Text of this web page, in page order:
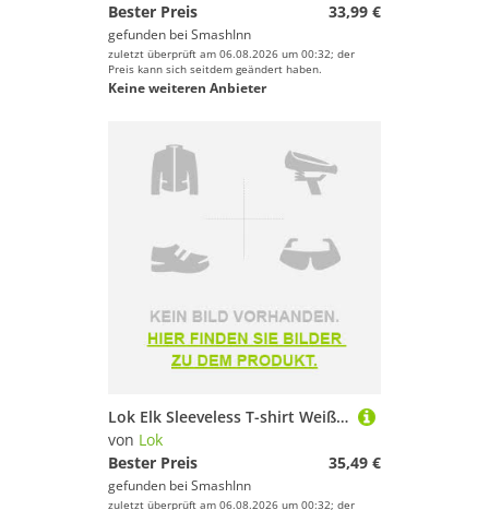
Bester Preis
33,99 €
gefunden bei SmashInn
zuletzt überprüft am 06.08.2026 um 00:32; der
Preis kann sich seitdem geändert haben.
Keine weiteren Anbieter
Lok Elk Sleeveless T-shirt Weiß M Frau
von Lok
Bester Preis
35,49 €
gefunden bei SmashInn
zuletzt überprüft am 06.08.2026 um 00:32; der